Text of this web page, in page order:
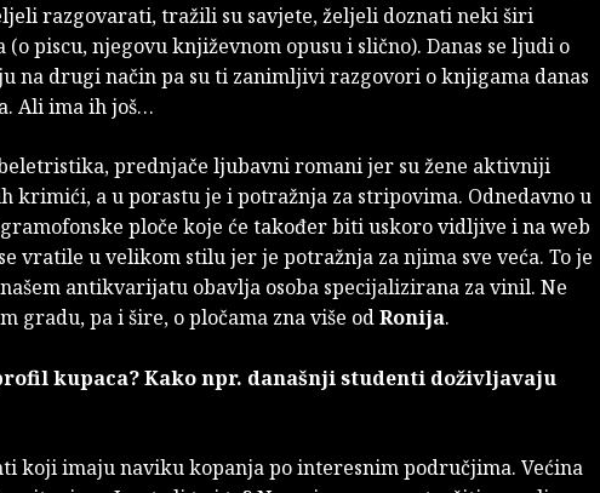
razgovarati, tražili su savjete, željeli doznati neki širi
(o piscu, njegovu književnom opusu i slično). Danas se ljudi o
na drugi način pa su ti zanimljivi razgovori o knjigama danas
Ali ima ih još…
prednjače ljubavni romani jer su žene aktivniji
krimići, a u porastu je i potražnja za stripovima. Odnedavno u
ploče koje će također biti uskoro vidljive i na web
vratile u velikom stilu jer je potražnja za njima sve veća. To je
antikvarijatu obavlja osoba specijalizirana za vinil. Ne
gradu, pa i šire, o pločama zna više odRonija.
kupaca? Kako npr. današnji studenti doživljavaju
koji imaju naviku kopanja po interesnim područjima. Većina